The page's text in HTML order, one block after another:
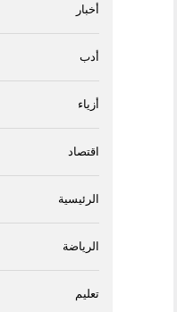
أخبار
أدب
أزياء
اقتصاد
الرئيسية
الرياضة
تعليم